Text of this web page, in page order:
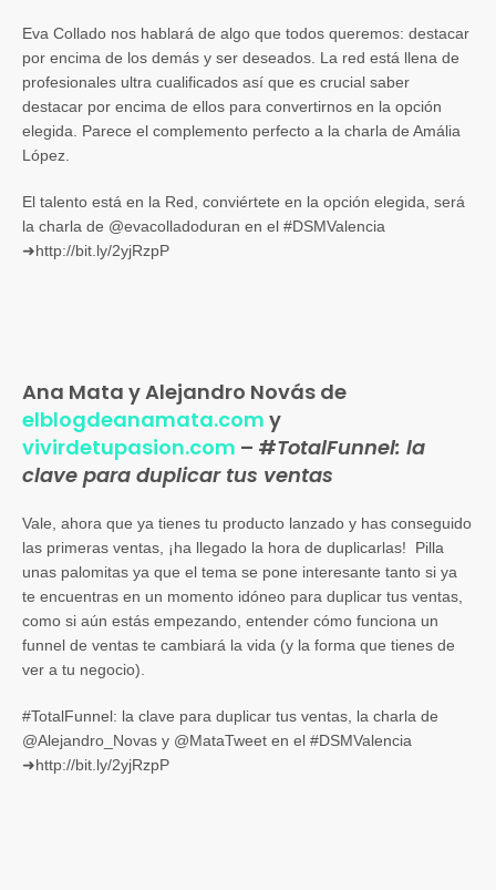
Eva Collado nos hablará de algo que todos queremos: destacar
por encima de los demás y ser deseados. La red está llena de
profesionales ultra cualificados así que es crucial saber
destacar por encima de ellos para convertirnos en la opción
elegida. Parece el complemento perfecto a la charla de Amália
López.
El talento está en la Red, conviértete en la opción elegida, será
la charla de @evacolladoduran en el #DSMValencia
➜http://bit.ly/2yjRzpP
Ana Mata y Alejandro Novás de
elblogdeanamata.com y
vivirdetupasion.com – #TotalFunnel: la
clave para duplicar tus ventas
Vale, ahora que ya tienes tu producto lanzado y has conseguido
las primeras ventas, ¡ha llegado la hora de duplicarlas! Pilla
unas palomitas ya que el tema se pone interesante tanto si ya
te encuentras en un momento idóneo para duplicar tus ventas,
como si aún estás empezando, entender cómo funciona un
funnel de ventas te cambiará la vida (y la forma que tienes de
ver a tu negocio).
#TotalFunnel: la clave para duplicar tus ventas, la charla de
@Alejandro_Novas y @MataTweet en el #DSMValencia
➜http://bit.ly/2yjRzpP